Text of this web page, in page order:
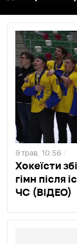
Хокеїсти
гімн після
ЧС (ВІДЕО)
9 трав, 10:56 /